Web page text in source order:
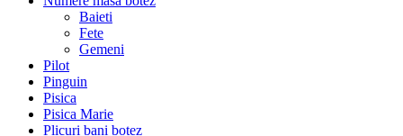
Baieti
Fete
Gemeni
Pilot
Pinguin
Pisica
Pisica Marie
Plicuri bani botez